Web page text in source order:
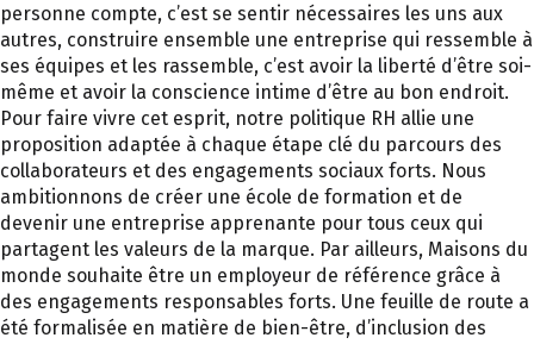
personne compte, c’est se sentir nécessaires les uns aux
autres, construire ensemble une entreprise qui ressemble à
ses équipes et les rassemble, c’est avoir la liberté d’être soi-
même et avoir la conscience intime d’être au bon endroit.
Pour faire vivre cet esprit, notre politique RH allie une
proposition adaptée à chaque étape clé du parcours des
collaborateurs et des engagements sociaux forts. Nous
ambitionnons de créer une école de formation et de
devenir une entreprise apprenante pour tous ceux qui
partagent les valeurs de la marque. Par ailleurs, Maisons du
monde souhaite être un employeur de référence grâce à
des engagements responsables forts. Une feuille de route a
été formalisée en matière de bien-être, d’inclusion des